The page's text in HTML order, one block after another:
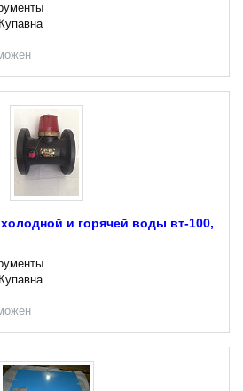
и горячей воды вт-100,